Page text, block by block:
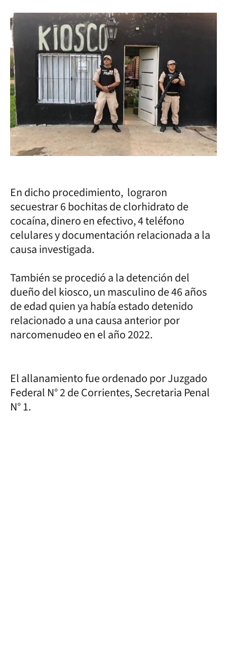
En dicho procedimiento, lograron
secuestrar 6 bochitas de clorhidrato de
cocaína, dinero en efectivo, 4 teléfono
celulares y documentación relacionada a la
causa investigada.
También se procedió a la detención del
dueño del kiosco, un masculino de 46 años
de edad quien ya había estado detenido
relacionado a una causa anterior por
narcomenudeo en el año 2022.
El allanamiento fue ordenado por Juzgado
Federal N° 2 de Corrientes, Secretaria Penal
N° 1.